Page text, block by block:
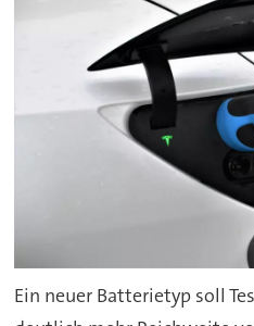
Ein neuer Batterietyp soll